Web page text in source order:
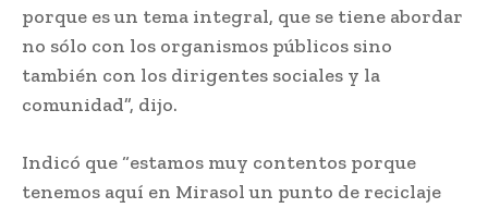
porque es un tema integral, que se tiene abordar
no sólo con los organismos públicos sino
también con los dirigentes sociales y la
comunidad”, dijo.
Indicó que “estamos muy contentos porque
tenemos aquí en Mirasol un punto de reciclaje